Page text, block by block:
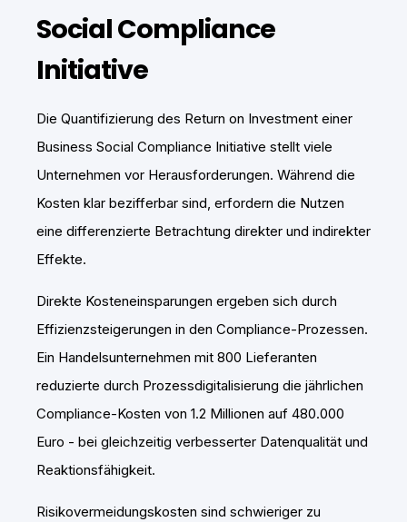
Social Compliance
Initiative
Die Quantifizierung des Return on Investment einer
Business Social Compliance Initiative stellt viele
Unternehmen vor Herausforderungen. Während die
Kosten klar bezifferbar sind, erfordern die Nutzen
eine differenzierte Betrachtung direkter und indirekter
Effekte.
Direkte Kosteneinsparungen ergeben sich durch
Effizienzsteigerungen in den Compliance-Prozessen.
Ein Handelsunternehmen mit 800 Lieferanten
reduzierte durch Prozessdigitalisierung die jährlichen
Compliance-Kosten von 1.2 Millionen auf 480.000
Euro - bei gleichzeitig verbesserter Datenqualität und
Reaktionsfähigkeit.
Risikovermeidungskosten sind schwieriger zu